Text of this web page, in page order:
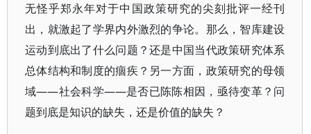
无怪乎郑永年对于中国政策研究的尖刻批评一经刊
出，就激起了学界内外激烈的争论。那么，智库建设
运动到底出了什么问题？还是中国当代政策研究体系
总体结构和制度的痼疾？另一方面，政策研究的母领
域——社会科学——是否已陈陈相因，亟待变革？问
题到底是知识的缺失，还是价值的缺失？